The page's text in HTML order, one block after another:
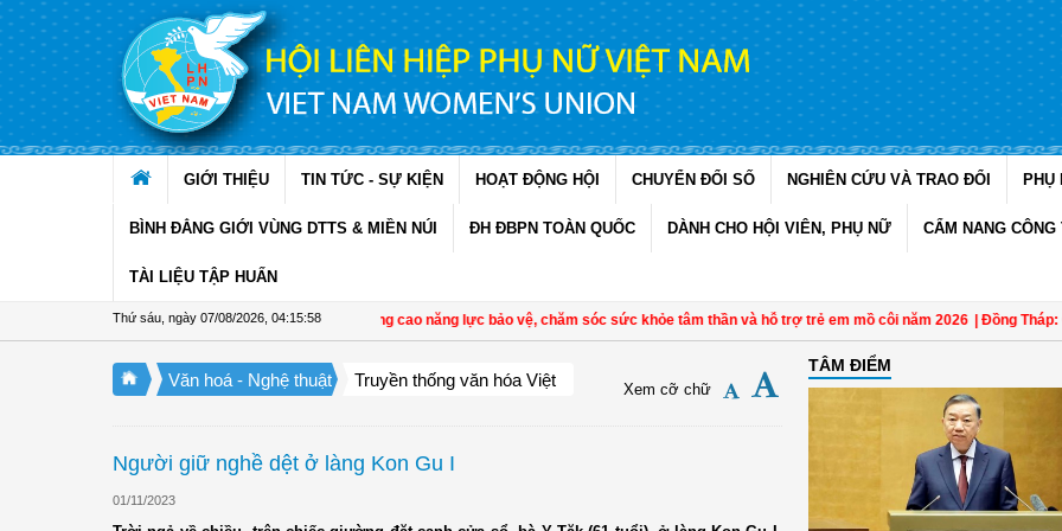
Truy cập nội dung luôn
GIỚI THIỆU TIN TỨC - SỰ KIỆN HOẠT ĐỘNG HỘI CHUYỂN ĐỔI SỐ NGHIÊN CỨU VÀ TRAO ĐỔI PHỤ
BÌNH ĐẲNG GIỚI VÙNG DTTS & MIỀN NÚI ĐH ĐBPN TOÀN QUỐC DÀNH CHO HỘI VIÊN, PHỤ NỮ CẨM NANG CÔNG
TÀI LIỆU TẬP HUẤN
Thứ sáu, ngày 07/08/2026 04:15:59
Đồng Tháp: Tập huấn nâng cao năng lực bảo vệ, chăm sóc sức khỏe tâm thần và hỗ trợ trẻ em mồ côi năm 2026 | Đồng Tháp: Quán
Văn hoá - Nghệ thuật Truyền thống văn hóa Việt Xem cỡ chữ
Người giữ nghề dệt ở làng Kon Gu I
01/11/2023
TÂM ĐIỂM